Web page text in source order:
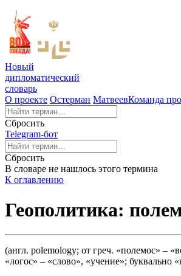
Новый
дипломатический
словарь
О проекте Остерман МатвеевКоманда
Сбросить
Telegram-бот
Сбросить
В словаре не нашлось этого термина
К оглавлению
Геополитика:
(англ. polemology; от греч. «полемос» –
«логос» – «слово», «учение»; буквально